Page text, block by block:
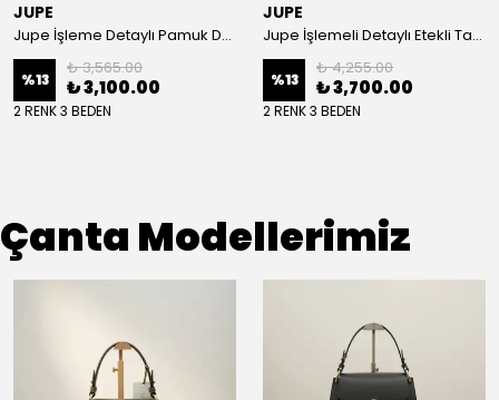
JUPE
Jupe İşleme Detaylı Pamuk Dokulu Kuşaklı Kap 9305
%13
₺ 3,565.00
₺ 3,100.00
2 RENK 3 BEDEN
JUPE
Jupe İşlemeli Detaylı Etekli Takım 8663
%13
₺ 4,255.00
₺ 3,700.00
2 RENK 3 BEDEN
Çanta Modellerimiz